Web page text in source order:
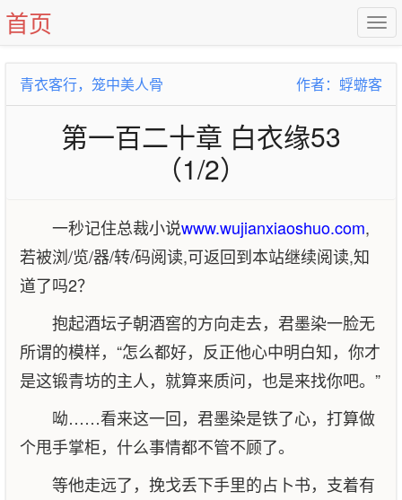
首页
青衣客行，笼中美人骨 作者：蜉蝣客
第一百二十章 白衣缘53
（1/2）
一秒记住总裁小说www.wujianxiaoshuo.com,
若被浏/览/器/转/码阅读,可返回到本站继续阅读,知
道了吗2？
抱起酒坛子朝酒窖的方向走去，君墨染一脸无
所谓的模样，“怎么都好，反正他心中明白知，你才
是这锻青坊的主人，就算来质问，也是来找你吧。”
呦……看来这一回，君墨染是铁了心，打算做
个甩手掌柜，什么事情都不管不顾了。
等他走远了，挽戈丢下手里的占卜书，支着有